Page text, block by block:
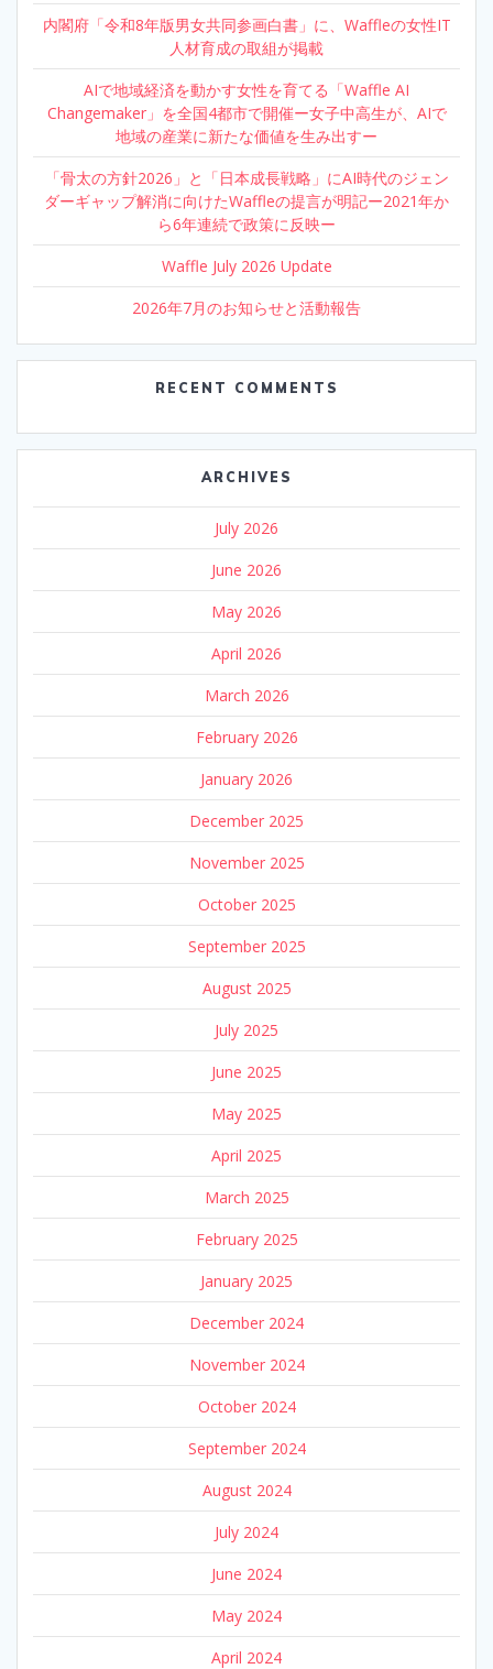
内閣府「令和8年版男女共同参画白書」に、Waffleの女性IT
人材育成の取組が掲載
AIで地域経済を動かす女性を育てる「Waffle AI
Changemaker」を全国4都市で開催ー女子中高生が、AIで
地域の産業に新たな価値を生み出すー
「骨太の方針2026」と「日本成長戦略」にAI時代のジェン
ダーギャップ解消に向けたWaffleの提言が明記ー2021年か
ら6年連続で政策に反映ー
Waffle July 2026 Update
2026年7月のお知らせと活動報告
RECENT COMMENTS
ARCHIVES
July 2026
June 2026
May 2026
April 2026
March 2026
February 2026
January 2026
December 2025
November 2025
October 2025
September 2025
August 2025
July 2025
June 2025
May 2025
April 2025
March 2025
February 2025
January 2025
December 2024
November 2024
October 2024
September 2024
August 2024
July 2024
June 2024
May 2024
April 2024